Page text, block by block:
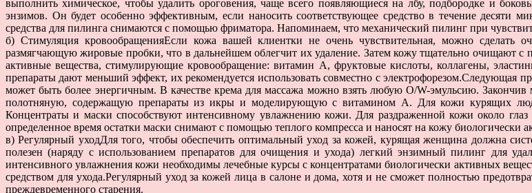
выполнить химическое, чтобы удалить ороговения, чаще всего появляющиеся на лбу, подбородке и
энзимов. Он будет особенно эффективным, если наносить соответствующее средство в течение
средства для пилинга снимаются с помощью фриматора. Напоминаем, что механический пилинг при
б) Стимуляция кровообращенияЕсли кожа вашей клиентки не очень чувствительная, можно
размягчающую жировые пробки, что в дальнейшем облегчит их удаление. Затем кожу тщательно очищают
активные вещества, стимулирующие кровообращение: витамин А, фруктовые кислоты, коллагены,
препараты дают меньший эффект, их рекомендуется использовать совместно с
может быть более энергичным. В качестве крема для массажа можно взять любую O/W-эмульсию.
полотняную, содержащую препараты из икры и моделирующую с витамином А. Для кожи курящих
Концентраты и маски способствуют интенсивному увлажнению кожи. Для раздраженной кожи около
определенное время остатки маски снимают с помощью теплого компресса и наносят на кожу
в) Регулярный уходДля того, чтобы обеспечить оптимальный уход за кожей, курящая женщина должна
полезен (наряду с использованием препаратов для очищения и ухода) легкий энзимный пилинг для
интенсивного увлажнения кожи необходимы лечебные курсы с концентратами биологически активных
средством для ухода.Регулярный уход за кожей лица в салоне и дома, хотя и не сможет полностью
преждевременного старения.